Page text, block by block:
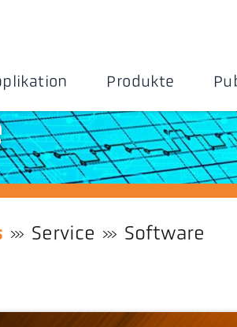
Produkte
Service Software